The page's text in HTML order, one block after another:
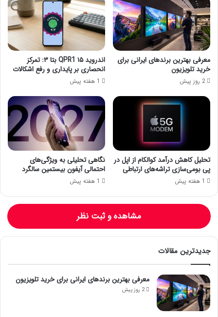
معرفی بهترین برندهای ایرانی برای
خرید تلویزیون
2 روز پیش
اندروید ۱۵ QPR1 بتا ۳: تمرکز
انحصاری بر پایداری و رفع اشکالات
1 هفته پیش
تحلیل کاهش درآمد کوالکام از اپل در
پی بومی‌سازی تراشه‌های ارتباطی
1 هفته پیش
نگاهی تحلیلی به ویژگی‌های
احتمالی آیفون بیستمین سالگرد
1 هفته پیش
مشاهده و ثبت نظر
جدیدترین مقالات
معرفی بهترین برندهای ایرانی برای خرید تلویزیون
2 روز پیش